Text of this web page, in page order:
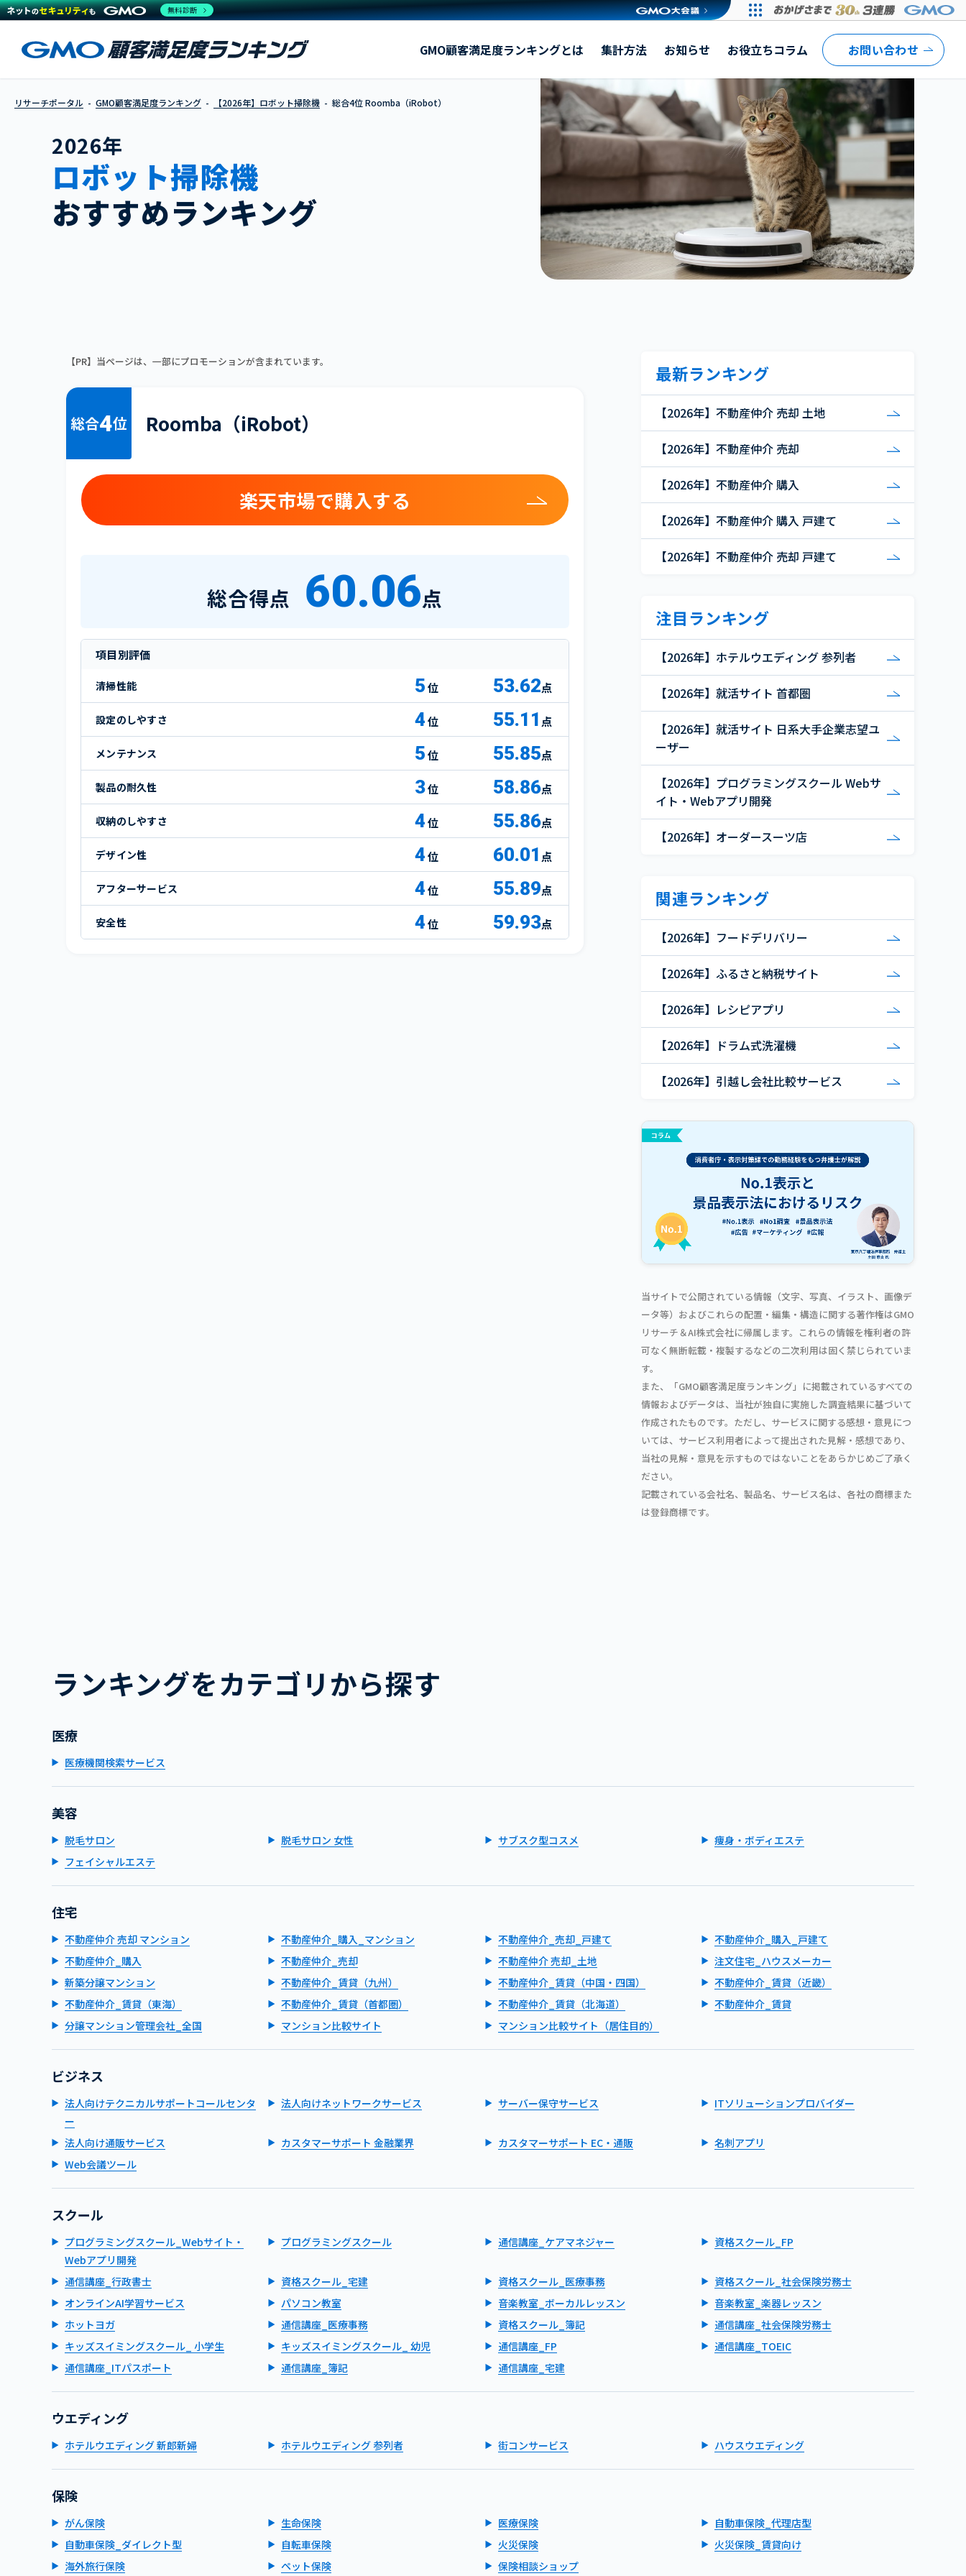
Roomba（iRobot）GMO顧客満足度ランキングとは 集計方法 お知らせ お役立ちコラム お問い合わせ
リサーチポータル GMO顧客満足度ランキング 【2026年】ロボット掃除機 総合4位 Roomba（iRobot）
2026年
ロボット掃除機
おすすめランキング
【PR】当ページは、一部にプロモーションが含まれています。
総合4位 Roomba（iRobot）
楽天市場で購入する
総合得点 60.06点
項目別評価
清掃性能 5 53.62点
設定のしやすさ 4 55.11 点
メンテナンス 5 55.85点
製品の耐久性 3 58.86点
収納のしやすさ 4 55.86点
デザイン性 4 60.01 点
アフターサービス 4 55.89点
安全性 4 59.93点
最新ランキング
【2026年】不動産仲介 売却 土地
【2026年】不動産仲介 売却
【2026年】不動産仲介 購入
【2026年】不動産仲介 購入 戸建て
【2026年】不動産仲介 売却 戸建て
注目ランキング
【2026年】ホテルウエディング 参列者
【2026年】就活サイト 首都圏
【2026年】就活サイト 日系大手企業志望ユ
ーザー
【2026年】プログラミングスクール Webサ
イト・Webアプリ開発
【2026年】オーダースーツ店
関連ランキング
【2026年】フードデリバリー
【2026年】ふるさと納税サイト
【2026年】レシピアプリ
【2026年】ドラム式洗濯機
【2026年】引越し会社比較サービス
当サイトで公開されている情報（文字、写真、イラスト、画像デ
ータ等）およびこれらの配置・編集・構造に関する著作権はGMO
リサーチ＆AI株式会社に帰属します。これらの情報を権利者の許
可なく無断転載・複製するなどの二次利用は固く禁じられていま
す。
また、「GMO顧客満足度ランキング」に掲載されているすべての
情報およびデータは、当社が独自に実施した調査結果に基づいて
作成されたものです。ただし、サービスに関する感想・意見につ
いては、サービス利用者によって提出された見解・感想であり、
当社の見解・意見を示すものではないことをあらかじめご了承く
ださい。
記載されている会社名、製品名、サービス名は、各社の商標また
は登録商標です。
ランキングをカテゴリから探す
医療
医療機関検索サービス
美容
脱毛サロン 脱毛サロン 女性 サブスク型コスメ
痩身・ボディエステ
フェイシャルエステ
住宅
不動産仲介 売却 マンション 不動産仲介_購入_マンション 不動産仲介_売却_戸建て
不動産仲介_購入_戸建て
不動産仲介_購入
不動産仲介_売却 不動産仲介 売却_土地
注文住宅_ハウスメーカー
新築分譲マンション
不動産仲介_賃貸（九州） 不動産仲介_賃貸（中国・四国）
不動産仲介_賃貸（近畿）
不動産仲介_賃貸（東海）
不動産仲介_賃貸（首都圏） 不動産仲介_賃貸（北海道）
不動産仲介_賃貸
分譲マンション管理会社_全国
マンション比較サイト マンション比較サイト（居住目的）
ビジネス
法人向けテクニカルサポートコールセンタ
ー
法人向けネットワークサービス サーバー保守サービス ITソリューションプロバイダー
法人向け通販サービス カスタマーサポート 金融業界 カスタマーサポート EC・通販
名刺アプリ
Web会議ツール
スクール
プログラミングスクール_Webサイト・
Webアプリ開発
プログラミングスクール 通信講座_ケアマネジャー 資格スクール_FP
通信講座_行政書士 資格スクール_宅建 資格スクール_医療事務
資格スクール_社会保険労務士
オンラインAI学習サービス
パソコン教室 音楽教室_ボーカルレッスン
音楽教室_楽器レッスン
ホットヨガ
通信講座_医療事務 資格スクール_簿記
通信講座_社会保険労務士
キッズスイミングスクール_ 小学生
キッズスイミングスクール_ 幼児 通信講座_FP
通信講座_TOEIC
通信講座_ITパスポート
通信講座_簿記 通信講座_宅建
ウエディング
ホテルウエディング 新郎新婦 ホテルウエディング 参列者 街コンサービス ハウスウエディング
保険
がん保険 生命保険 医療保険
自動車保険_代理店型
自動車保険_ダイレクト型
自転車保険 火災保険
火災保険_賃貸向け
海外旅行保険
ペット保険 保険相談ショップ
無料診断